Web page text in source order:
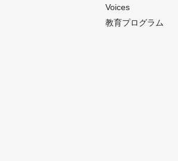
Voices
教育プログラム